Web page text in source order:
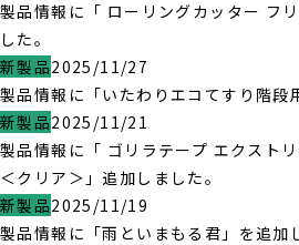
製品情報に「 ローリングカッター フ
した。
新製品2025/11/27
製品情報に「いたわりエコてすり階段
新製品2025/11/21
製品情報に「 ゴリラテープ エクスト
＜クリア＞」追加しました。
新製品2025/11/19
製品情報に「雨といまもる君」を追加